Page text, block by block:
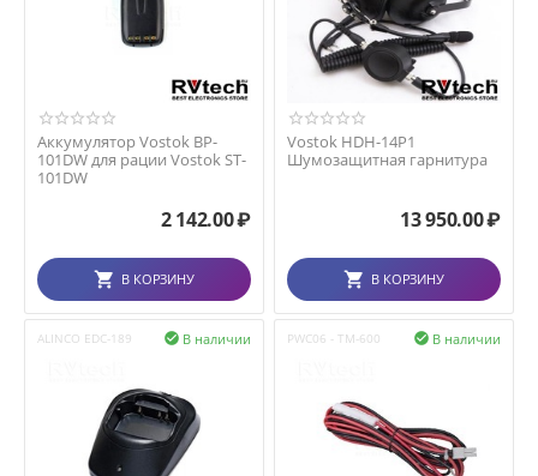
Аккумулятор Vostok BP-
101DW для рации Vostok ST-
101DW
2 142.00₽
В КОРЗИНУ
Vostok HDH-14P1
Шумозащитная гарнитура
13 950.00₽
В КОРЗИНУ
ALINCO EDC-189 В наличии
 PWC06 - TM-600 В наличии
